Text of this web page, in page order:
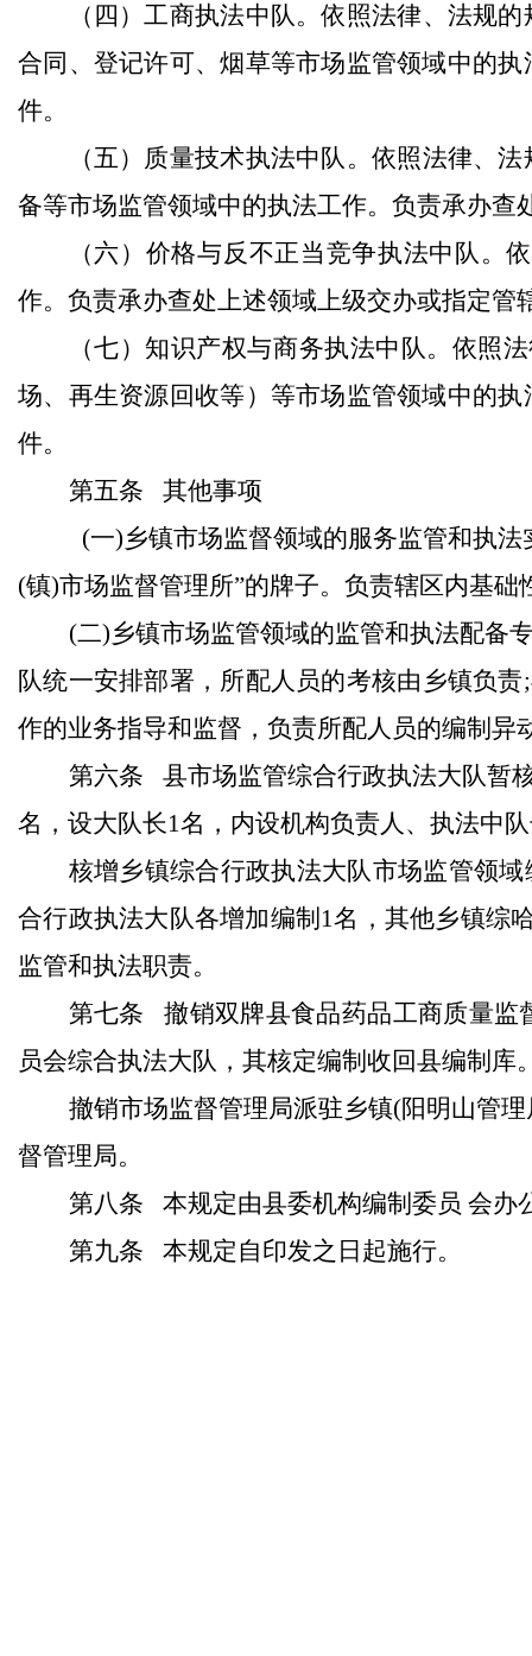
（四）工商执法中队。依照法律、法规
合同、登记许可、烟草等市场监管领域中的
件。
（五）质量技术执法中队。依照法律、
备等市场监管领域中的执法工作。负责承办
（六）价格与反不正当竞争执法中队。
作。负责承办查处上述领域上级交办或指定管
（七）知识产权与商务执法中队。依照
场、再生资源回收等）等市场监管领域中的
件。
第五条
其他事项
(一)乡镇市场监督领域的服务监管和执
(镇)市场监督管理所”的牌子。负责辖区内基
(二)乡镇市场监管领域的监管和执法配备
队统一安排部署，所配人员的考核由乡镇负责;
作的业务指导和监督，负责所配人员的编制异
第六条
县市场监管综合行政执法大队暂
名，设大队长1名，内设机构负责人、执法中
核增乡镇综合行政执法大队市场监管领域
合行政执法大队各增加编制 1名，其他乡镇综
监管和执法职责。
第七条
撤销双牌县食品药品工商质量
员会综合执法大队，其核定编制收回县编制库
撤销市场监督管理局派驻乡镇(阳明山管理
督管理局。
第八条
本规定由县委机构编制委员 会办
第九条
本规定自印发之日起施行。